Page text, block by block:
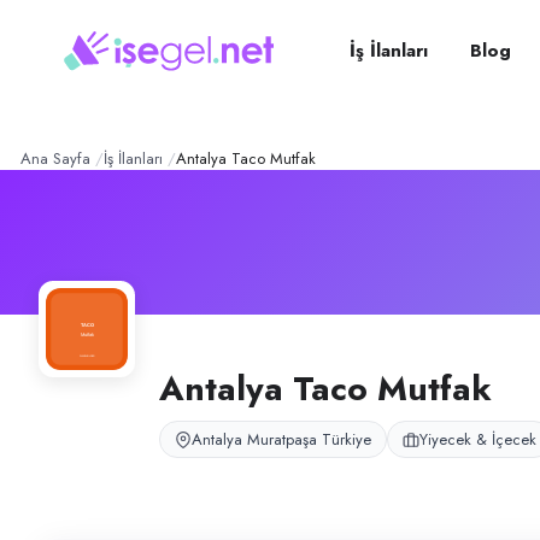
Taco Mutfak –
Antalya Taco Mutfak, Antalya Muratpaşa’da restoran mutfağında taco
pozisyonlar
Aşçı Yardımcısı
İş İlanları Blog
Ana Sayfa İş İlanları Antalya Taco Mutfak
Antalya Taco Mutfak
Antalya Muratpaşa Türkiye Yiyecek & İçecek